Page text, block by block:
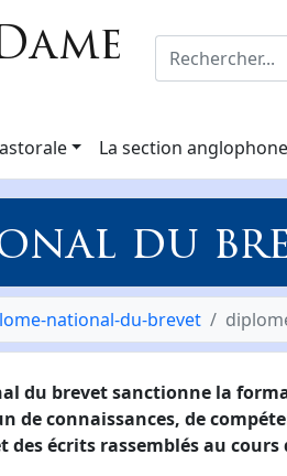
La section anglophone
du
national-du-brevet
du brevet sanctionne la
de connaissances, de
écrits rassemblés au